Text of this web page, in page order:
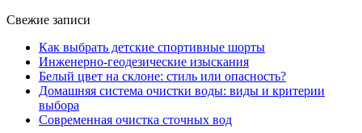
Свежие записи
Как выбрать детские спортивные шорты
Инженерно-геодезические изыскания
Белый цвет на склоне: стиль или опасность?
Домашняя система очистки воды: виды и критерии
выбора
Современная очистка сточных вод